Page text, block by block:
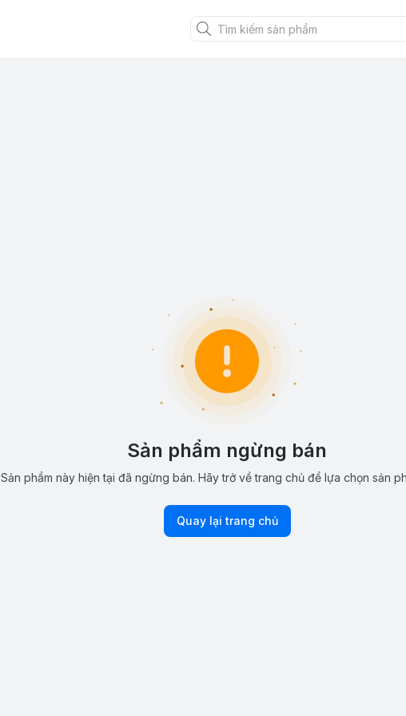
Sản phẩm ngừng bán
Sản phẩm này hiện tại đã ngừng bán. Hãy trở về trang chủ để lựa chọn sản
Quay lại trang chủ